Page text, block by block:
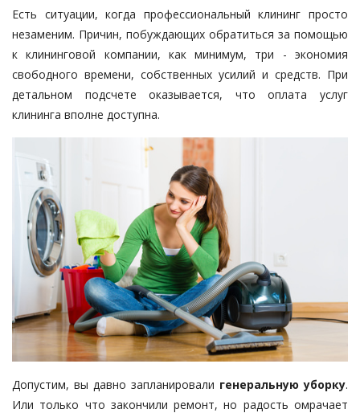
Есть ситуации, когда профессиональный клининг просто
незаменим. Причин, побуждающих обратиться за помощью
к клининговой компании, как минимум, три - экономия
свободного времени, собственных усилий и средств. При
детальном подсчете оказывается, что оплата услуг
клининга вполне доступна.
Допустим, вы давно запланировали генеральную уборку.
Или только что закончили ремонт, но радость омрачает